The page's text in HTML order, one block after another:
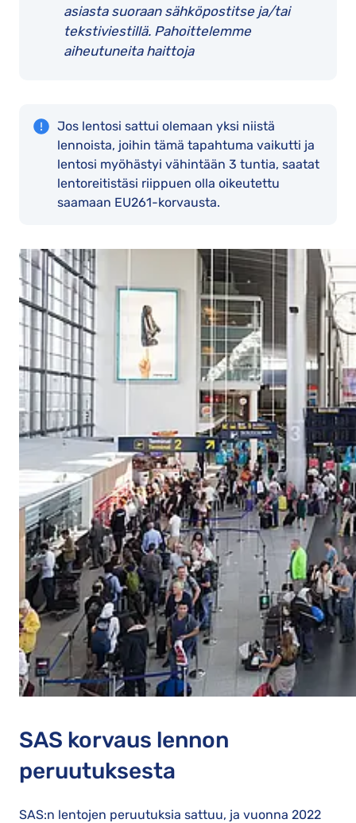
asiasta suoraan sähköpostitse ja/tai
tekstiviestillä. Pahoittelemme
aiheutuneita haittoja
Jos lentosi sattui olemaan yksi niistä
lennoista, joihin tämä tapahtuma vaikutti ja
lentosi myöhästyi vähintään 3 tuntia, saatat
lentoreitistäsi riippuen olla oikeutettu
saamaan EU261-korvausta.
SAS korvaus lennon
peruutuksesta
SAS:n lentojen peruutuksia sattuu, ja vuonna 2022